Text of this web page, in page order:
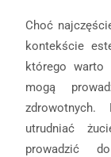
Choć
kontekście
którego warto
mogą
zdrowotnych.
utrudniać
prowadzić